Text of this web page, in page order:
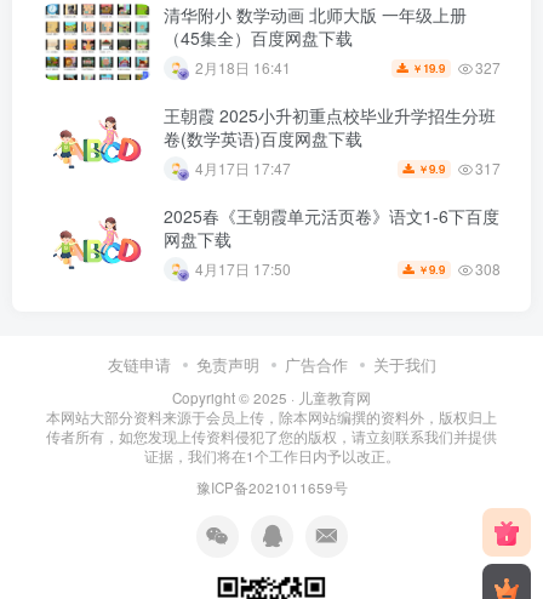
清华附小 数学动画 北师大版 一年级上册
（45集全）百度网盘下载
2月18日 16:41 ￥ 19.9 327
王朝霞 2025小升初重点校毕业升学招生分班
卷(数学英语)百度网盘下载
4月17日 17:47 ￥9.9 317
2025春《王朝霞单元活页卷》语文1-6下百度
网盘下载
4月17日 17:50 ￥9.9 308
友链申请 免责声明 广告合作 关于我们
Copyright © 2025 · 儿童教育网
本网站大部分资料来源于会员上传，除本网站编撰的资料外，版权归上
传者所有，如您发现上传资料侵犯了您的版权，请立刻联系我们并提供
证据，我们将在1个工作日内予以改正。
豫ICP备2021011659号